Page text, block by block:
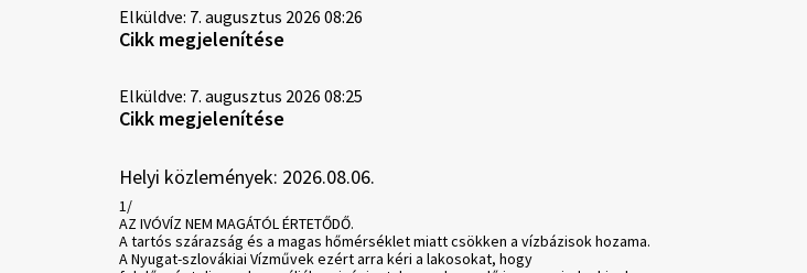
Elküldve: 7. augusztus 2026 08:26
Cikk megjelenítése
Elküldve: 7. augusztus 2026 08:25
Cikk megjelenítése
Helyi közlemények: 2026.08.06.
1/
AZ IVÓVÍZ NEM MAGÁTÓL ÉRTETŐDŐ.
A tartós szárazság és a magas hőmérséklet miatt csökken a vízbázisok hozama.
A Nyugat-szlovákiai Vízművek ezért arra kéri a lakosokat, hogy